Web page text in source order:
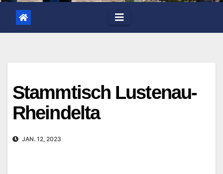
Stammtisch Lustenau-
Rheindelta
JAN. 12, 2023